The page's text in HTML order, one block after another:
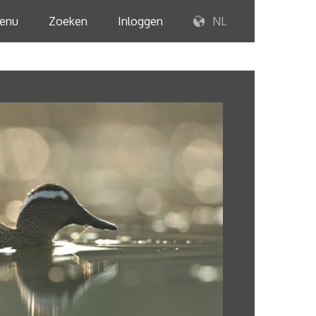
Zoeken Inloggen NL